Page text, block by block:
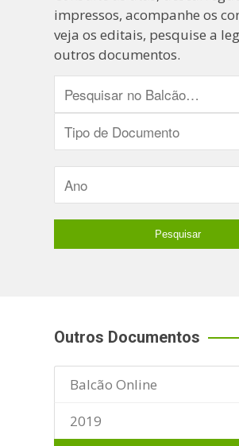
impressos, acompanhe os
veja os editais, pesquise a
outros documentos.
Outros Documentos
Balcão Online
2019